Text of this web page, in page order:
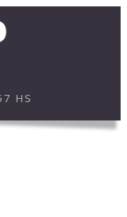
HS